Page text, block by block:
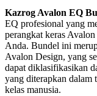
Kazrog Avalon EQ
EQ profesional yang
perangkat keras
Anda. Bundel ini
Avalon Design, yang
dapat diklasifikasikan
yang diterapkan dalam
kelas manusia.